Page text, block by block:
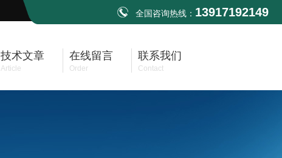
全国咨询热线： 13917192149
技术文章
Article
在线留言
Order
联系我们
Contact